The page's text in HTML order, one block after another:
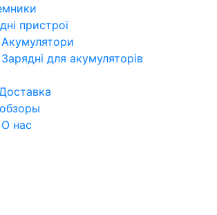
пристрої
Акумулятори
Зарядні для акумуляторів
нас